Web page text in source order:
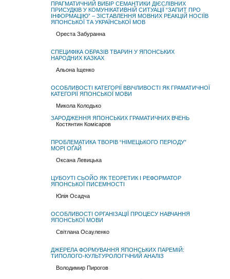
ПРАГМАТИЧНИЙ ВИБІР СЕМАНТИКИ ДІЄСЛІВНИХ
ПРИСУДКІВ У КОМУНІКАТИВНІЙ СИТУАЦІЇ “ЗАПИТ ПРО
ІНФОРМАЦІЮ” – ЗІСТАВЛЕННЯ МОВНИХ РЕАКЦІЙ НОСІЇВ
ЯПОНСЬКОЇ ТА УКРАЇНСЬКОЇ МОВ
Ореста Забуранна
СПЕЦИФІКА ОБРАЗІВ ТВАРИН У ЯПОНСЬКИХ
НАРОДНИХ КАЗКАХ
Альона Іщенко
ОСОБЛИВОСТІ КАТЕГОРІЇ ВВІЧЛИВОСТІ ЯК ГРАМАТИЧНОЇ
КАТЕГОРІЇ ЯПОНСЬКОЇ МОВИ
Микола Колодько
ЗАРОДЖЕННЯ ЯПОНСЬКИХ ГРАМАТИЧНИХ ВЧЕНЬ
Костянтин Комісаров
ПРОБЛЕМАТИКА ТВОРІВ “НІМЕЦЬКОГО ПЕРІОДУ”
МОРІ ОҐАЙ
Оксана Левицька
ЦУБОУТІ СЬОЙО ЯК ТЕОРЕТИК І РЕФОРМАТОР
ЯПОНСЬКОЇ ПИСЕМНОСТІ
Юлія Осадча
ОСОБЛИВОСТІ ОРГАНІЗАЦІЇ ПРОЦЕСУ НАВЧАННЯ
ЯПОНСЬКОЇ МОВИ
Світлана Осауленко
ДЖЕРЕЛА ФОРМУВАННЯ ЯПОНСЬКИХ ПАРЕМІЙ:
ТИПОЛОГО-КУЛЬТУРОЛОГІЧНИЙ АНАЛІЗ
Володимир Пирогов